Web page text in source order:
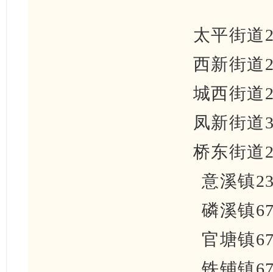
太平街道
西新街道
城西街道
凤新街道
桥东街道
意溪镇
磷溪镇
官塘镇